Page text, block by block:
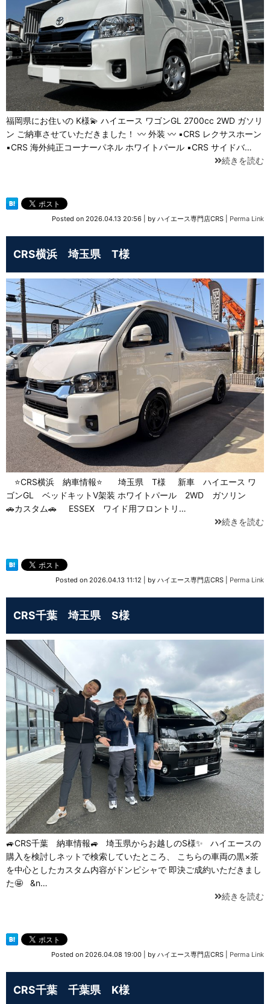
福岡県にお住いの K様💫 ハイエース ワゴンGL 2700cc 2WD ガソリ
ン ご納車させていただきました！ 〰 外装 〰 ▪CRS レクサスホーン
▪CRS 海外純正コーナーパネル ホワイトパール ▪CRS サイドバ…
続きを読む
Posted on 2026.04.13 20:56 by ハイエース専門店CRS Perma Link
CRS横浜 埼玉県 T様
⭐CRS横浜 納車情報⭐ 埼玉県 T様 新車 ハイエース ワ
ゴンGL ベッドキットV架装 ホワイトパール 2WD ガソリン
🚗カスタム🚗 ESSEX ワイド用フロントリ…
続きを読む
Posted on 2026.04.13 11:12 by ハイエース専門店CRS Perma Link
CRS千葉 埼玉県 S様
🚙CRS千葉 納車情報🚙 埼玉県からお越しのS様✨ ハイエースの
購入を検討しネットで検索していたところ、 こちらの車両の黒×茶
を中心としたカスタム内容がドンピシャで 即決ご成約いただきまし
た🤩 &n…
続きを読む
Posted on 2026.04.08 19:00 by ハイエース専門店CRS Perma Link
CRS千葉 千葉県 K様